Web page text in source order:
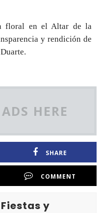
floral en el Altar de la
y rendición de
HERE
SHARE
COMMENT
y